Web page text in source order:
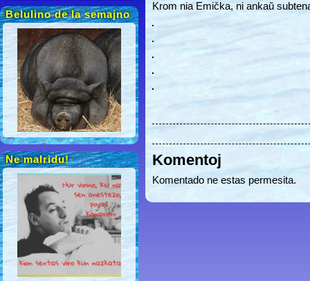
Belulino de la semajno
Ne malridu!
Krom nia Emička, ni ankaŭ
Komentoj
Komentado ne estas permesita.